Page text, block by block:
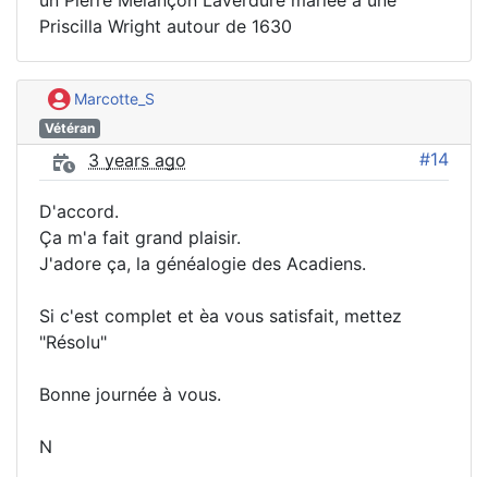
Priscilla Wright autour de 1630
Marcotte_S
Vétéran
3 years ago #14
D'accord.
Ça m'a fait grand plaisir.
J'adore ça, la généalogie des Acadiens.
Si c'est complet et èa vous satisfait, mettez
"Résolu"
Bonne journée à vous.
N